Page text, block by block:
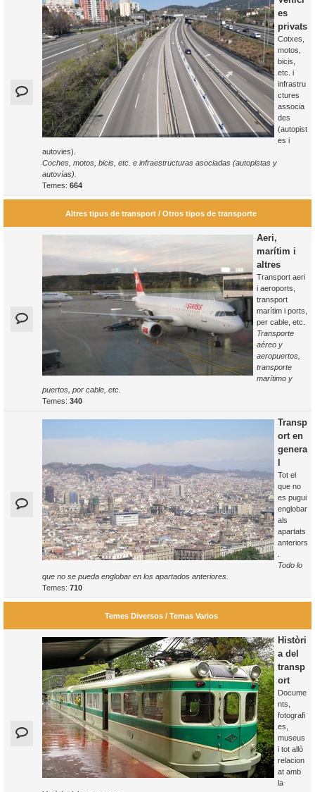
es
privats
Cotxes,
motos,
bicis,
etc. i
infrastru
ctures
associa
des
(autopist
es i
autovies).
Coches, motos, bicis, etc. e infraestructuras asociadas (autopistas y
autovías).
Temes: 664
Altres tipus de transport / Otros tipos de transporte
Aeri,
marítim i
altres
Transport aeri
i aeroports,
transport
marítim i ports,
per cable, etc.
Transporte
aéreo y
aeropuertos,
transporte
marítimo y
puertos, por cable, etc.
Temes: 340
Transp
ort en
genera
Tot el
que no
es pugui
englobar
als
apartats
anteriors
Todo lo
que no se pueda englobar en los apartados anteriores.
Temes: 710
Temes Diversos / Temas Varios
Històri
a del
transp
ort
Docume
nts,
fotografi
es,
museus
i tot allò
relacion
at amb
la